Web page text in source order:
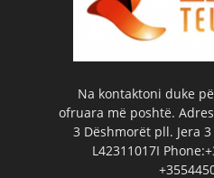
Na kontaktoni duke
ofruara më poshtë.
3 Dëshmorët pll. Jera
L42311017I